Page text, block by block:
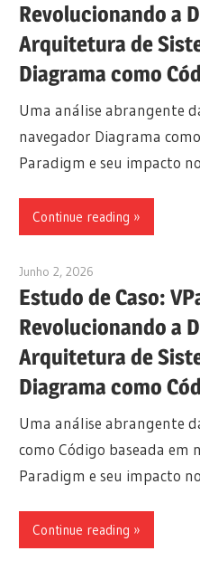
Revolucionando a
Arquitetura de
Diagrama como
Uma análise abrangente
navegador Diagrama
Paradigm e seu impacto
Continue reading
Junho 2, 2026
Estudo de Caso:
Revolucionando a
Arquitetura de
Diagrama como
Uma análise abrangente
como Código baseada em
Paradigm e seu impacto
Continue reading